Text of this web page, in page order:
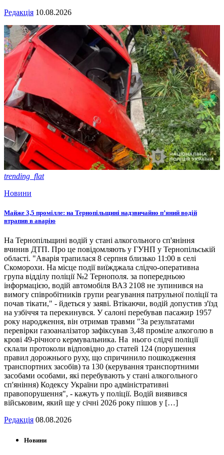
Редакція 10.08.2026
trending_flat
Новини
Майже 3,5 промілле: на Тернопільщині надзвичайно п’яний водій
втрапив в аварію
На Тернопільщині водій у стані алкогольного сп'яніння
вчинив ДТП. Про це повідомляють у ГУНП у Тернопільській
області. "Аварія трапилася 8 серпня близько 11:00 в селі
Скоморохи. На місце події виїжджала слідчо-оперативна
група відділу поліції №2 Тернополя. за попередньою
інформацією, водій автомобіля ВАЗ 2108 не зупинився на
вимогу співробітників групи реагування патрульної поліції та
почав тікати," - йдеться у заяві. Втікаючи, водій допустив з'їзд
на узбіччя та перекинувся. У салоні перебував пасажир 1957
року народження, він отримав травми "За результатами
перевірки газоаналізатор зафіксував 3,48 проміле алкоголю в
крові 49-річного кермувальника. На нього слідчі поліції
склали протоколи відповідно до статей 124 (порушення
правил дорожнього руху, що спричинило пошкодження
транспортних засобів) та 130 (керування транспортними
засобами особами, які перебувають у стані алкогольного
сп'яніння) Кодексу України про адміністративні
правопорушення", - кажуть у поліції. Водій виявився
військовим, який ще у січні 2026 року пішов у […]
Редакція 08.08.2026
Новини